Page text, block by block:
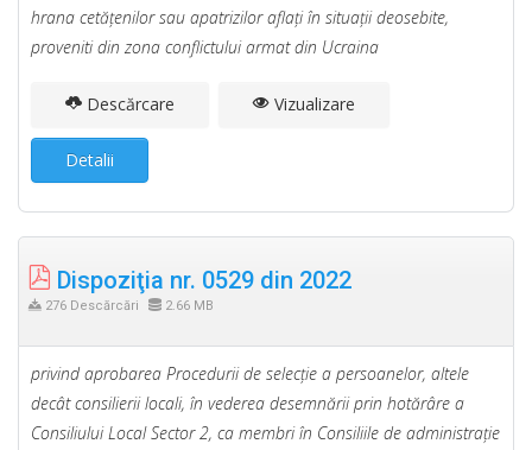
hrana cetăţenilor sau apatrizilor aflaţi în situaţii deosebite,
proveniti din zona conflictului armat din Ucraina
Descărcare Vizualizare
Detalii
Dispoziţia nr. 0529 din 2022
276 Descărcări 2.66 MB
privind aprobarea Procedurii de selecţie a persoanelor, altele
decât consilierii locali, în vederea desemnării prin hotărâre a
Consiliului Local Sector 2, ca membri în Consiliile de administraţie